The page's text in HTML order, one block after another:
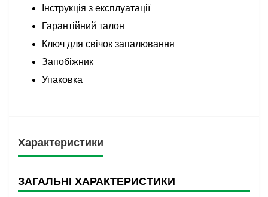
Інструкція з експлуатації
Гарантійний талон
Ключ для свічок запалювання
Запобіжник
Упаковка
Характеристики
ЗАГАЛЬНІ ХАРАКТЕРИСТИКИ